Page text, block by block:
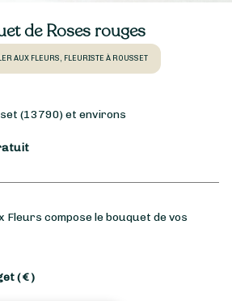
de Roses rouges
AUX FLEURS, FLEURISTE À ROUSSET
(13790) et environs
Fleurs compose le bouquet de vos
( € )